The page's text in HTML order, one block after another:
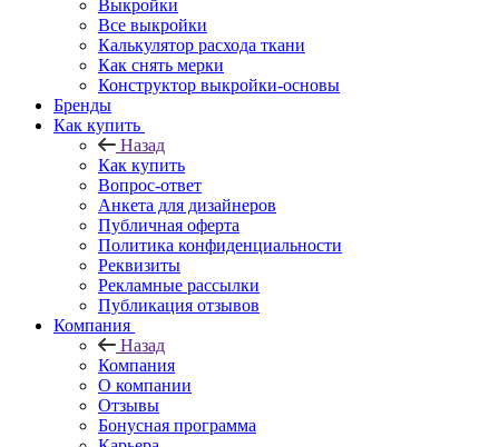
Выкройки
Все выкройки
Калькулятор расхода ткани
Как снять мерки
Конструктор выкройки-основы
Бренды
Как купить
Назад
Как купить
Вопрос-ответ
Анкета для дизайнеров
Публичная оферта
Политика конфиденциальности
Реквизиты
Рекламные рассылки
Публикация отзывов
Компания
Назад
Компания
О компании
Отзывы
Бонусная программа